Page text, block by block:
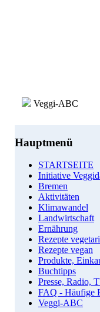
Veggi-ABC
Hauptmenü
STARTSEITE
Initiative
Bremen
Aktivitäten
Klimawandel
Landwirtschaft
Ernährung
Rezepte
Rezepte vegan
Produkte,
Buchtipps
Presse, Radio,
FAQ - Häufige
Veggi-ABC